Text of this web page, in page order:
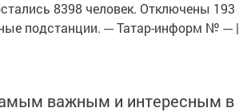
8398 человек. Отключены 193
подстанции. --- Татар-информ № --- |
важным и интересным в